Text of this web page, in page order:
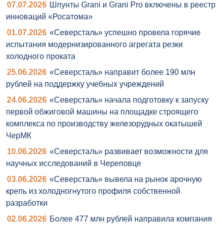
07.07.2026 Шпунты Grani и Grani Pro включены в реестр
инноваций «Росатома»
01.07.2026 «Северсталь» успешно провела горячие
испытания модернизированного агрегата резки
холодного проката
25.06.2026 «Северсталь» направит более 190 млн
рублей на поддержку учебных учреждений
24.06.2026 «Северсталь» начала подготовку к запуску
первой обжиговой машины на площадке строящего
комплекса по производству железорудных окатышей
ЧерМК
10.06.2026 «Северсталь» развивает возможности для
научных исследований в Череповце
03.06.2026 «Северсталь» вывела на рынок арочную
крепь из холодногнутого профиля собственной
разработки
02.06.2026 Более 477 млн рублей направила компания